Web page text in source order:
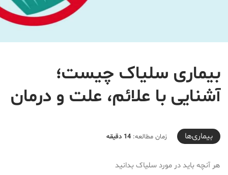
بیماری سلیاک چیست؛
آشنایی با علائم، علت و درمان
2020-09-09T17:05:00+04:30
بیماری‌ها زمان مطالعه: 14 دقیقه
هر آنچه باید در مورد سلیاک بدانید